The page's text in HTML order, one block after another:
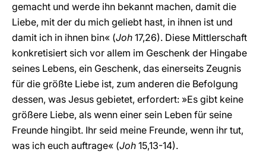
gemacht und werde ihn bekannt machen, damit die
Liebe, mit der du mich geliebt hast, in ihnen ist und
damit ich in ihnen bin« (Joh 17,26). Diese Mittlerschaft
konkretisiert sich vor allem im Geschenk der Hingabe
seines Lebens, ein Geschenk, das einerseits Zeugnis
für die größte Liebe ist, zum anderen die Befolgung
dessen, was Jesus gebietet, erfordert: »Es gibt keine
größere Liebe, als wenn einer sein Leben für seine
Freunde hingibt. Ihr seid meine Freunde, wenn ihr tut,
was ich euch auftrage« (Joh 15,13-14).